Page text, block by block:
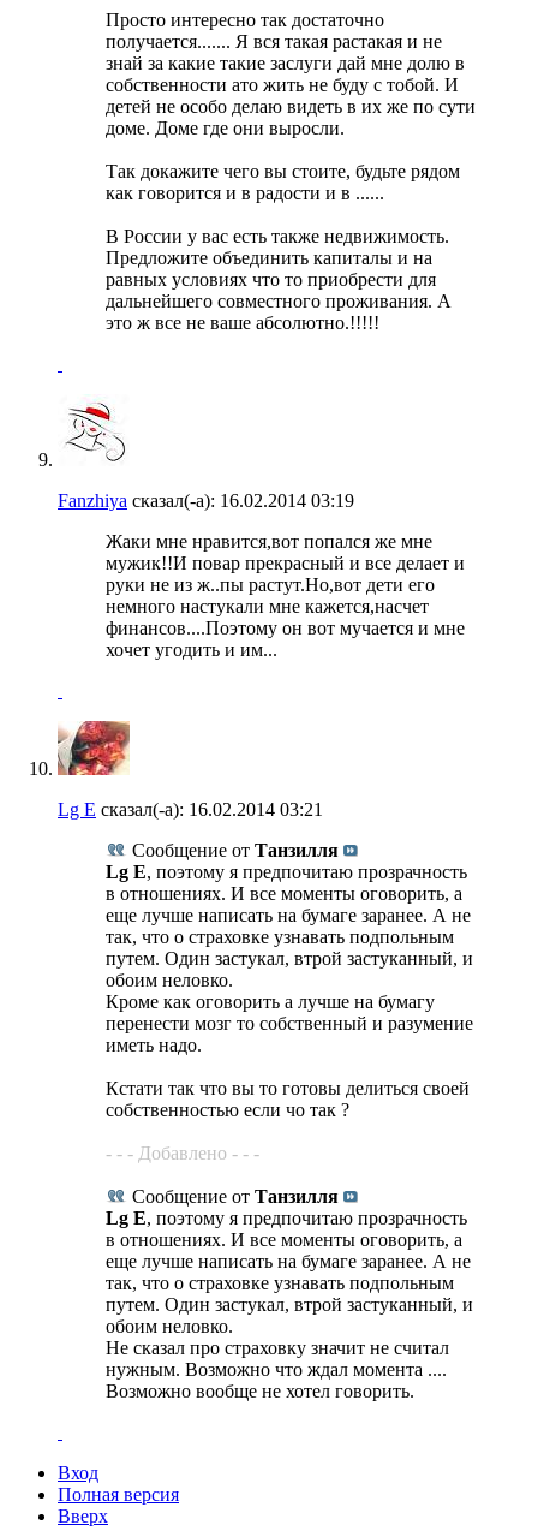
Просто интересно так достаточно
получается....... Я вся такая растакая и не
знай за какие такие заслуги дай мне долю в
собственности ато жить не буду с тобой. И
детей не особо делаю видеть в их же по сути
доме. Доме где они выросли.
Так докажите чего вы стоите, будьте рядом
как говорится и в радости и в ......
В России у вас есть также недвижимость.
Предложите объединить капиталы и на
равных условиях что то приобрести для
дальнейшего совместного проживания. А
это ж все не ваше абсолютно.!!!!!
Fanzhiya сказал(-а): 16.02.2014 03:19
Жаки мне нравится,вот попался же мне
мужик!!И повар прекрасный и все делает и
руки не из ж..пы растут.Но,вот дети его
немного настукали мне кажется,насчет
финансов....Поэтому он вот мучается и мне
хочет угодить и им...
Lg E сказал(-а): 16.02.2014 03:21
Сообщение от Танзилля
Lg E, поэтому я предпочитаю прозрачность
в отношениях. И все моменты оговорить, а
еще лучше написать на бумаге заранее. А не
так, что о страховке узнавать подпольным
путем. Один застукал, втрой застуканный, и
обоим неловко.
Кроме как оговорить а лучше на бумагу
перенести мозг то собственный и разумение
иметь надо.
Кстати так что вы то готовы делиться своей
собственностью если чо так ?
- - - Добавлено - - -
Сообщение от Танзилля
Lg E, поэтому я предпочитаю прозрачность
в отношениях. И все моменты оговорить, а
еще лучше написать на бумаге заранее. А не
так, что о страховке узнавать подпольным
путем. Один застукал, втрой застуканный, и
обоим неловко.
Не сказал про страховку значит не считал
нужным. Возможно что ждал момента ....
Возможно вообще не хотел говорить.
Вход
Полная версия
Вверх